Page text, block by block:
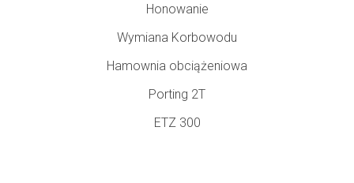
Honowanie
Wymiana Korbowodu
Hamownia obciążeniowa
Porting 2T
ETZ 300